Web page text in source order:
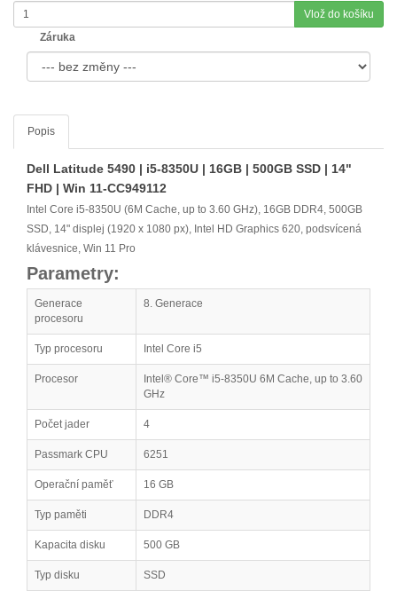
Vlož do košíku
Záruka
Popis
Dell Latitude 5490 | i5-8350U | 16GB | 500GB SSD | 14"
FHD | Win 11-CC949112
Intel Core i5-8350U (6M Cache, up to 3.60 GHz), 16GB DDR4, 500GB
SSD, 14" displej (1920 x 1080 px), Intel HD Graphics 620, podsvícená
klávesnice, Win 11 Pro
Parametry:
Generace
procesoru
8. Generace
Typ procesoru Intel Core i5
Procesor
Intel® Core™ i5-8350U 6M Cache, up to 3.60
GHz
Počet jader 4
Passmark CPU 6251
Operační paměť 16 GB
Typ paměti DDR4
Kapacita disku 500 GB
Typ disku SSD